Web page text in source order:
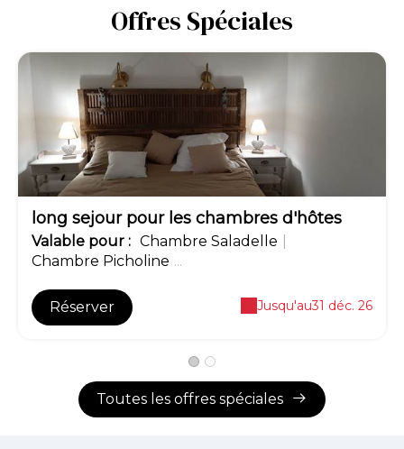
Offres Spéciales
-12€
long sejour pour les chambres d'hôtes
Valable pour : Chambre Saladelle
Chambre Picholine ...
Réserver Jusqu'au31 déc. 26
Toutes les offres spéciales